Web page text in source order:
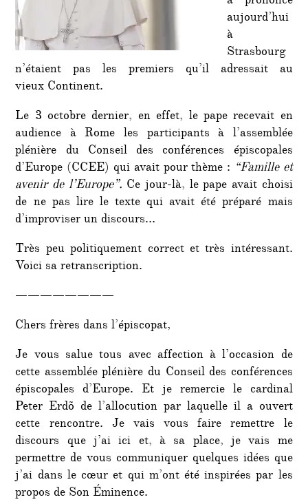
aujourd’hui
à
Strasbourg
n’étaient pas les premiers qu’il adressait au
vieux Continent.
Le 3 octobre dernier, en effet, le pape recevait en
audience à Rome les participants à l’assemblée
plénière du Conseil des conférences épiscopales
d’Europe (CCEE) qui avait pour thème : “Famille et
avenir de l’Europe”. Ce jour-là, le pape avait choisi
de ne pas lire le texte qui avait été préparé mais
d’improviser un discours…
Très peu politiquement correct et très intéressant.
Voici sa retranscription.
————————
Chers frères dans l’épiscopat,
Je vous salue tous avec affection à l’occasion de
cette assemblée plénière du Conseil des conférences
épiscopales d’Europe. Et je remercie le cardinal
Peter Erdõ de l’allocution par laquelle il a ouvert
cette rencontre. Je vais vous faire remettre le
discours que j’ai ici et, à sa place, je vais me
permettre de vous communiquer quelques idées que
j’ai dans le cœur et qui m’ont été inspirées par les
propos de Son Éminence.